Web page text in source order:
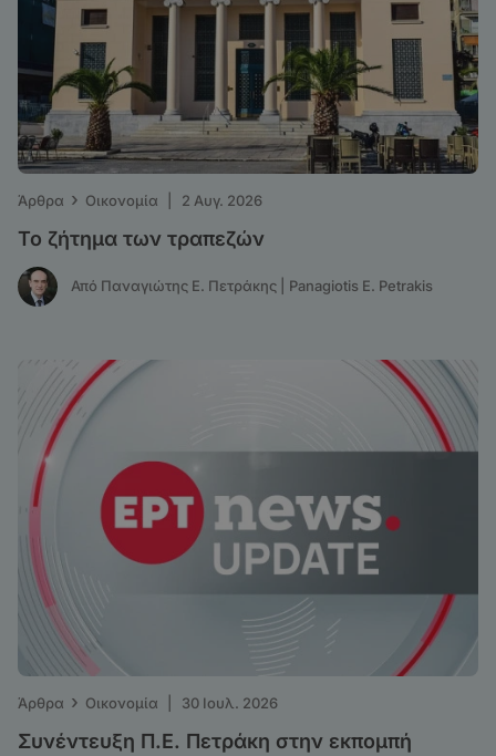
Άρθρα › Οικονομία 2 Αυγ. 2026
Το ζήτημα των τραπεζών
Από Παναγιώτης Ε. Πετράκης | Panagiotis E. Petrakis
Άρθρα › Οικονομία 30 Ιουλ. 2026
Συνέντευξη Π.Ε. Πετράκη στην εκπομπή